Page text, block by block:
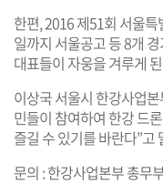
한편, 2016 제51회 서울
일까지 서울공고 등 8개
대표들이 자웅을 겨루게
이상국 서울시 한강사업
민들이 참여하여 한강 드
즐길 수 있기를 바란다”고
문의 : 한강사업본부 총무